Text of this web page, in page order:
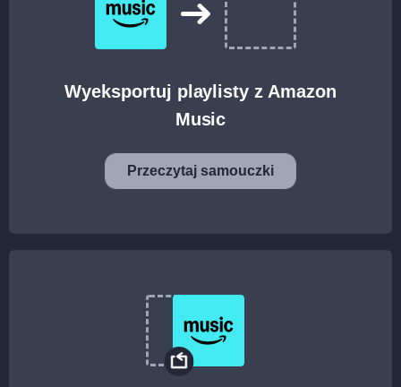
Wyeksportuj playlisty z Amazon
Music
Przeczytaj samouczki